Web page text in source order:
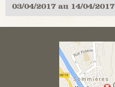
03/04/2017 au 14/04/2017